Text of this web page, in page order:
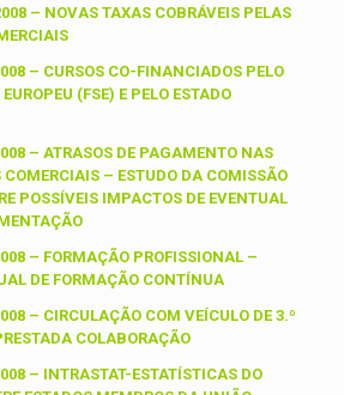
– NOVAS TAXAS COBRÁVEIS PELAS
– CURSOS CO-FINANCIADOS PELO
(FSE) E PELO ESTADO
– ATRASOS DE PAGAMENTO NAS
COMERCIAIS – ESTUDO DA COMISSÃO
POSSÍVEIS IMPACTOS DE EVENTUAL
– FORMAÇÃO PROFISSIONAL –
DE FORMAÇÃO CONTÍNUA
– CIRCULAÇÃO COM VEÍCULO DE 3.º
COLABORAÇÃO
– INTRASTAT-ESTATÍSTICAS DO